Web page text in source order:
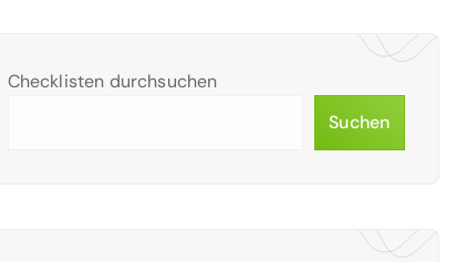
Checklisten durchsuchen
Suchen